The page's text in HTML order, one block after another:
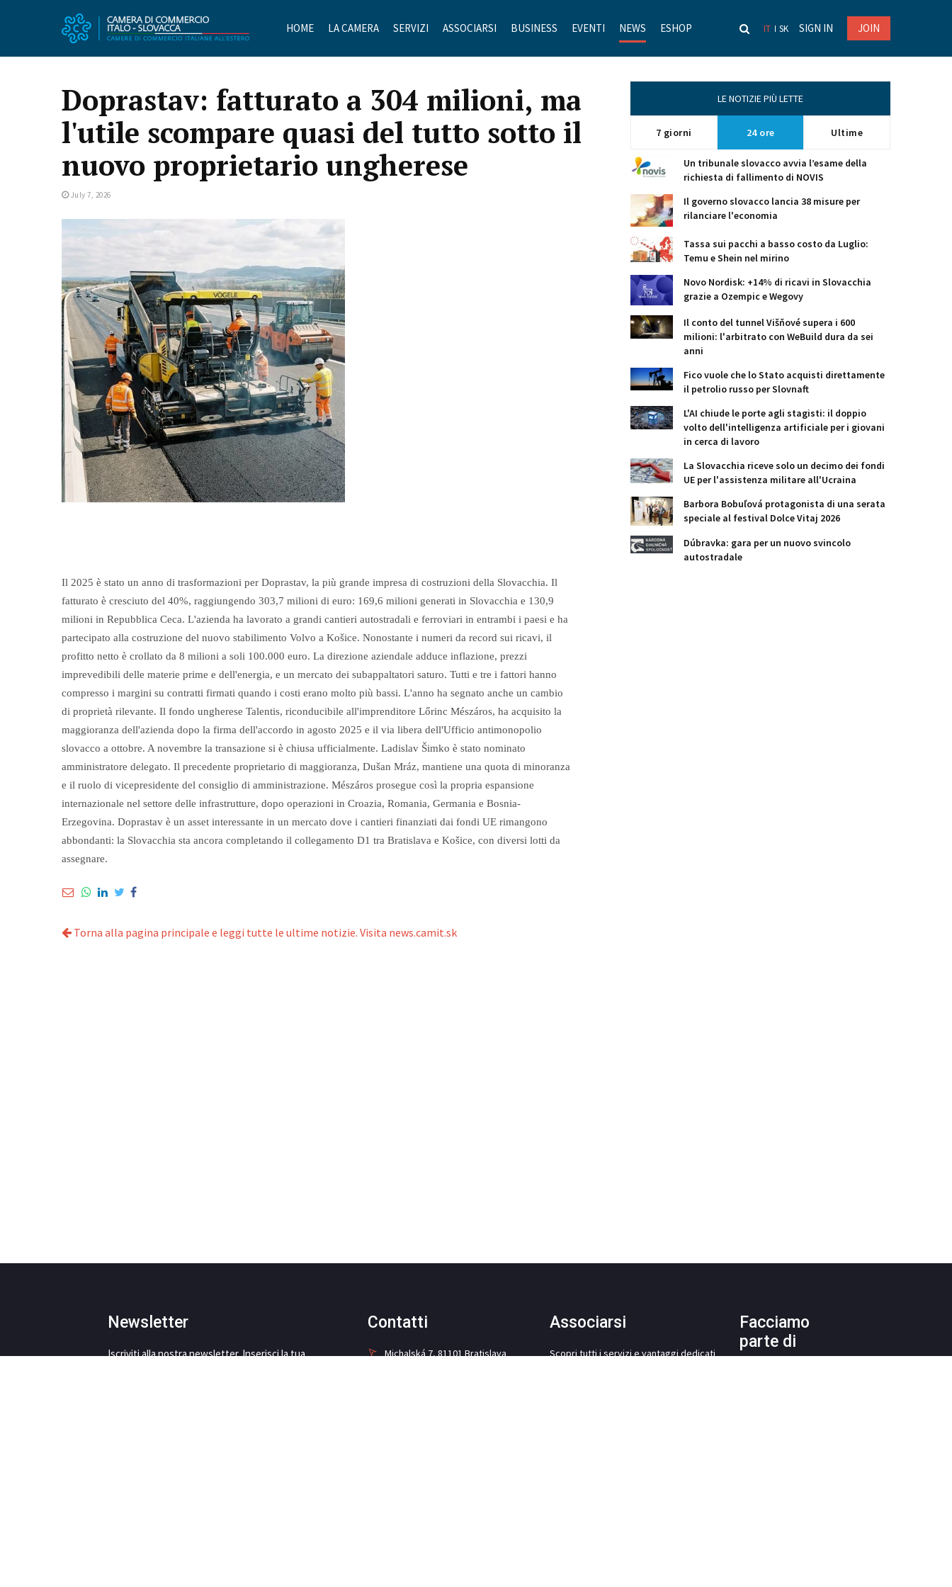
HOME LA CAMERA SERVIZI ASSOCIARSI BUSINESS EVENTI NEWS ESHOP IT SK SIGN IN JOIN
Doprastav: fatturato a 304 milioni, ma
l'utile scompare quasi del tutto sotto il
nuovo proprietario ungherese
July 7, 2026
Il 2025 è stato un anno di trasformazioni per Doprastav, la più grande impresa di costruzioni della Slovacchia. Il
fatturato è cresciuto del 40%, raggiungendo 303,7 milioni di euro: 169,6 milioni generati in Slovacchia e 130,9
milioni in Repubblica Ceca. L'azienda ha lavorato a grandi cantieri autostradali e ferroviari in entrambi i paesi e ha
partecipato alla costruzione del nuovo stabilimento Volvo a Košice. Nonostante i numeri da record sui ricavi, il
profitto netto è crollato da 8 milioni a soli 100.000 euro. La direzione aziendale adduce inflazione, prezzi
imprevedibili delle materie prime e dell'energia, e un mercato dei subappaltatori saturo. Tutti e tre i fattori hanno
compresso i margini su contratti firmati quando i costi erano molto più bassi. L'anno ha segnato anche un cambio
di proprietà rilevante. Il fondo ungherese Talentis, riconducibile all'imprenditore Lőrinc Mészáros, ha acquisito la
maggioranza dell'azienda dopo la firma dell'accordo in agosto 2025 e il via libera dell'Ufficio antimonopolio
slovacco a ottobre. A novembre la transazione si è chiusa ufficialmente. Ladislav Šimko è stato nominato
amministratore delegato. Il precedente proprietario di maggioranza, Dušan Mráz, mantiene una quota di minoranza
e il ruolo di vicepresidente del consiglio di amministrazione. Mészáros prosegue così la propria espansione
internazionale nel settore delle infrastrutture, dopo operazioni in Croazia, Romania, Germania e Bosnia-
Erzegovina. Doprastav è un asset interessante in un mercato dove i cantieri finanziati dai fondi UE rimangono
abbondanti: la Slovacchia sta ancora completando il collegamento D1 tra Bratislava e Košice, con diversi lotti da
assegnare.
Torna alla pagina principale e leggi tutte le ultime notizie. Visita news.camit.sk
LE NOTIZIE PIÙ LETTE
7 giorni 24 ore Ultime
Un tribunale slovacco avvia l’esame della
richiesta di fallimento di NOVIS
Il governo slovacco lancia 38 misure per
rilanciare l'economia
Tassa sui pacchi a basso costo da Luglio:
Temu e Shein nel mirino
Novo Nordisk: +14% di ricavi in Slovacchia
grazie a Ozempic e Wegovy
Il conto del tunnel Višňové supera i 600
milioni: l'arbitrato con WeBuild dura da sei
anni
Fico vuole che lo Stato acquisti direttamente
il petrolio russo per Slovnaft
L'AI chiude le porte agli stagisti: il doppio
volto dell'intelligenza artificiale per i giovani
in cerca di lavoro
La Slovacchia riceve solo un decimo dei fondi
UE per l'assistenza militare all'Ucraina
Barbora Bobuľová protagonista di una serata
speciale al festival Dolce Vitaj 2026
Dúbravka: gara per un nuovo svincolo
autostradale
Newsletter
Iscriviti alla nostra newsletter. Inserisci la tua
Contatti
Michalská 7, 81101 Bratislava
Associarsi
Scopri tutti i servizi e vantaggi dedicati
Facciamo
parte di